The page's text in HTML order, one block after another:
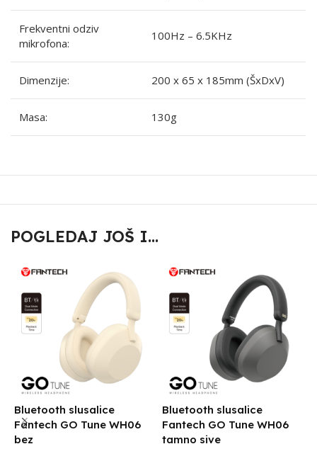
Frekventni odziv
mikrofona:
100Hz – 6.5KHz
Dimenzije: 200 x 65 x 185mm (ŠxDxV)
Masa: 130g
POGLEDAJ JOŠ I...
Bluetooth slusalice
Fantech GO Tune WH06
bez
Bluetooth slusalice
Fantech GO Tune WH06
tamno sive